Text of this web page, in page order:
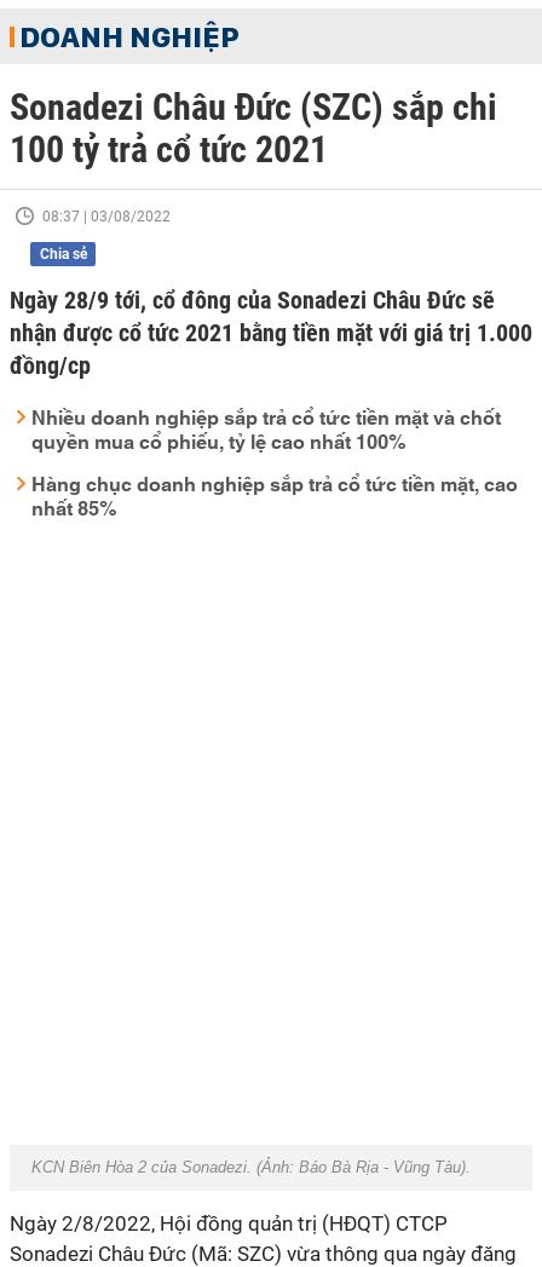
DOANH NGHIỆP
Sonadezi Châu Đức (SZC) sắp chi
100 tỷ trả cổ tức 2021
08:37 | 03/08/2022
Chia sẻ
Ngày 28/9 tới, cổ đông của Sonadezi Châu Đức sẽ
nhận được cổ tức 2021 bằng tiền mặt với giá trị 1.000
đồng/cp
Nhiều doanh nghiệp sắp trả cổ tức tiền mặt và chốt
quyền mua cổ phiếu, tỷ lệ cao nhất 100%
Hàng chục doanh nghiệp sắp trả cổ tức tiền mặt, cao
nhất 85%
KCN Biên Hòa 2 của Sonadezi. (Ảnh: Báo Bà Rịa - Vũng Tàu).
Ngày 2/8/2022, Hội đồng quản trị (HĐQT) CTCP
Sonadezi Châu Đức (Mã: SZC) vừa thông qua ngày đăng